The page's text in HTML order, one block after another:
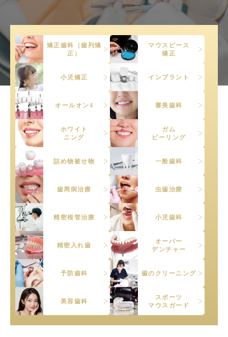
矯正歯科（歯列矯
正）
マウスピース
矯正
小児矯正 インプラント
オールオン4 審美歯科
ホワイト
ニング
ガム
ピーリング
詰め物被せ物 一般歯科
歯周病治療 虫歯治療
精密根管治療 小児歯科
精密入れ歯
オーバー
デンチャー
予防歯科 歯のクリーニング
美容歯科
スポーツ
マウスガード